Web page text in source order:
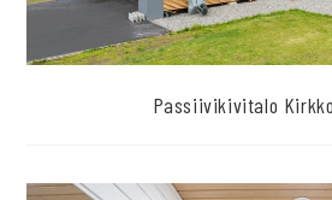
Passiivikivitalo